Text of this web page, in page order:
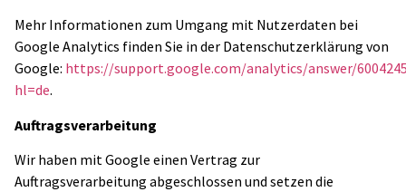
Mehr Informationen zum Umgang mit Nutzerdaten bei
Google Analytics finden Sie in der Datenschutzerklärung von
Google: https://support.google.com/analytics/answer/
hl=de.
Auftragsverarbeitung
Wir haben mit Google einen Vertrag zur
Auftragsverarbeitung abgeschlossen und setzen die